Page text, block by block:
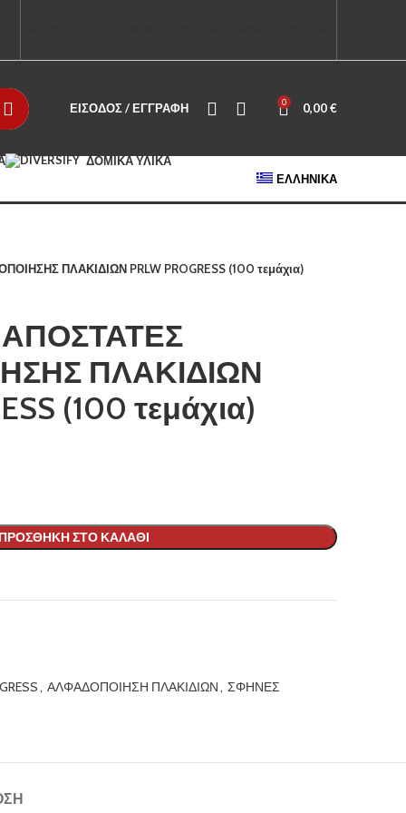
ΕΊΣΟΔΟΣ / ΕΓΓΡΑΦΉ 0 0,00€
ΔΟΜΙΚΆ ΥΛΙΚΆ
ΕΛΛΗΝΙΚΆ
ΠΛΑΚΙΔΙΩΝ PRLW PROGRESS (100 τεμάχια)
ΠΛΑΚΙΔΙΩΝ
(100 τεμάχια)
ΠΡΟΣΘΉΚΗ ΣΤΟ ΚΑΛΆΘΙ
, ΑΛΦΑΔΟΠΟΙΗΣΗ ΠΛΑΚΙΔΙΩΝ , ΣΦΗΝΕΣ